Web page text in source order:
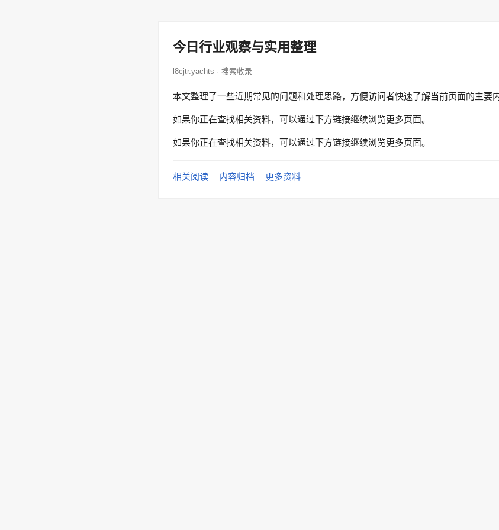
今日行业观察与实用整理
l8cjtr.yachts · 搜索收录
本文整理了一些近期常见的问题和处理思路，方便访问者快速了解当前页面的主要内
如果你正在查找相关资料，可以通过下方链接继续浏览更多页面。
如果你正在查找相关资料，可以通过下方链接继续浏览更多页面。
相关阅读 内容归档 更多资料